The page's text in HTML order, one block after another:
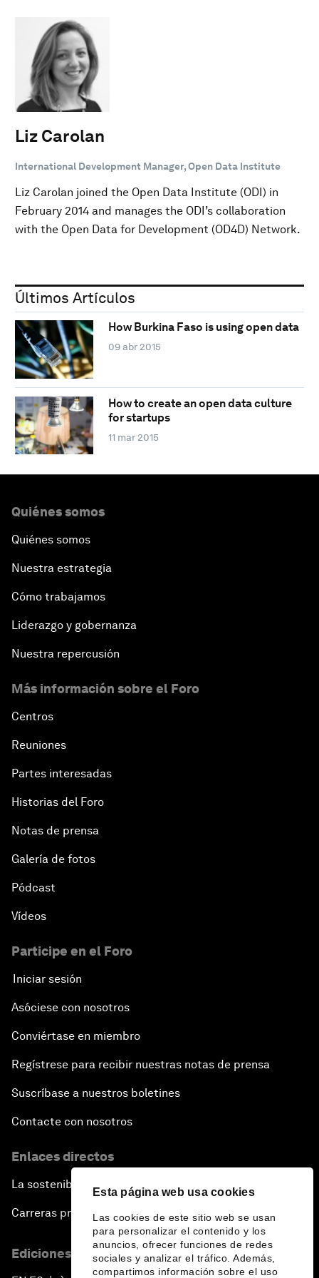
Esta página web usa cookies
Las cookies de este sitio web se usan
para personalizar el contenido y los
anuncios, ofrecer funciones de redes
sociales y analizar el tráfico. Además,
compartimos información sobre el uso
Liz Carolan
International Development Manager, Open Data Institute
Liz Carolan joined the Open Data Institute (ODI) in
February 2014 and manages the ODI’s collaboration
with the Open Data for Development (OD4D) Network.
Últimos Artículos
How Burkina Faso is using open data
09 abr 2015
How to create an open data culture
for startups
11 mar 2015
Quiénes somos
Quiénes somos
Nuestra estrategia
Cómo trabajamos
Liderazgo y gobernanza
Nuestra repercusión
Más información sobre el Foro
Centros
Reuniones
Partes interesadas
Historias del Foro
Notas de prensa
Galería de fotos
Pódcast
Vídeos
Participe en el Foro
Iniciar sesión
Asóciese con nosotros
Conviértase en miembro
Regístrese para recibir nuestras notas de prensa
Suscríbase a nuestros boletines
Contacte con nosotros
Enlaces directos
La sostenibilidad en el Foro
Carreras profesionales
Ediciones en otros idiomas